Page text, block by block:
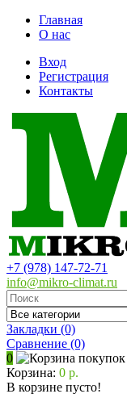
Главная
О нас
Вход
Регистрация
Контакты
+7 (978) 147-72-71
info@mikro-climat.ru
Закладки (0)
Сравнение (0)
0
Корзина: 0 р.
В корзине пусто!